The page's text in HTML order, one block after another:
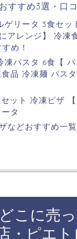
すすめ3選・口
ゲリータ 3食セ
アレンジ】 冷凍
め！
凍パスタ 6食【
品 冷凍麺 パス
ット 冷凍ピザ
タ
などおすすめ一
こに売
・ピエ